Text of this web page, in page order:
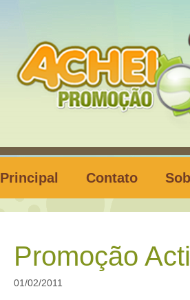
Principal Contato
Promoção
01/02/2011